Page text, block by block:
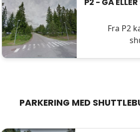
P2 - GÅ
Fra P2
PARKERING MED